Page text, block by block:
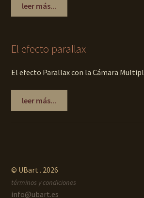
leer más...
El efecto parallax
El efecto Parallax con la Cámara
leer más...
© UBart . 2026
términos y condiciones
info@ubart.es